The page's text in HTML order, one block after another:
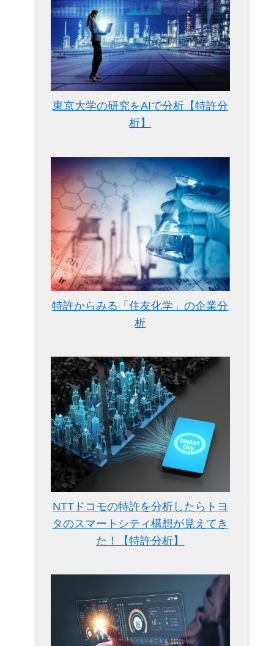
東京大学の研究をAIで分析【特許分
析】
特許からみる「住友化学」の企業分
析
NTTドコモの特許を分析したらトヨ
タのスマートシティ構想が見えてき
た！【特許分析】